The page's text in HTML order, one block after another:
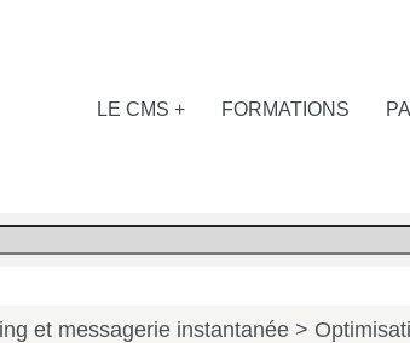
LE CMS + FORMATIONS
et messagerie instantanée >